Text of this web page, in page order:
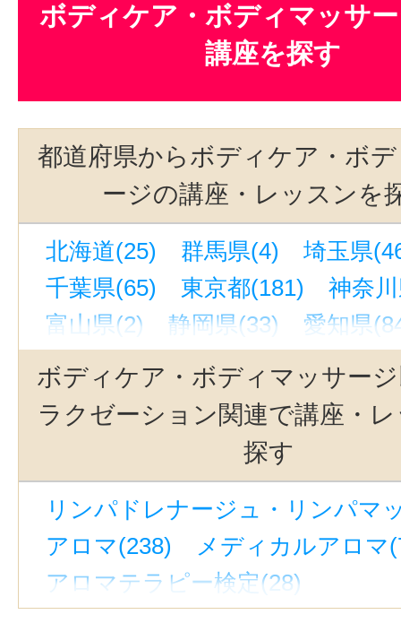
ボディケア・ボディマッサ
講座を探す
都道府県からボディケア・ボ
ージの講座・レッスンを
北海道(25) 群馬県(4)
埼玉県
千葉県(65)
東京都(181)
神奈
富山県(2)
静岡県(33)
愛知県
京都府(41)
大阪府(85)
兵庫県
奈良県(1)
宮城県(32)
福岡県
茨城県(2)
ボディケア・ボディマッサー
ラクゼーション関連で講座・
探す
リンパドレナージュ・リンパマ
アロマ(238)
メディカルアロマ
アロマテラピー検定(28)